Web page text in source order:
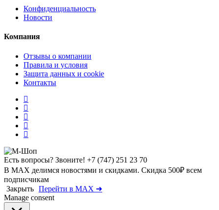
Конфиденциальность
Новости
Компания
Отзывы о компании
Правила и условия
Защита данных и cookie
Контакты
Есть вопросы? Звоните! +7 (747) 251 23 70
В MAX делимся новостями и скидками. Скидка 500₽ всем
подписчикам
Закрыть Перейти в MAX ➜
Manage consent